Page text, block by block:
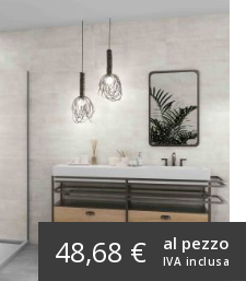
48,68 € IVA inclusa
al pezzo